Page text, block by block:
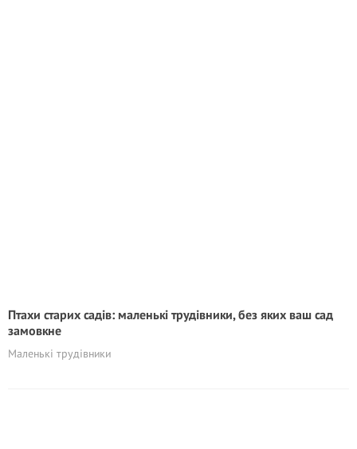
Птахи старих садів: маленькі трудівники, без яких ваш сад
замовкне
Маленькі трудівники